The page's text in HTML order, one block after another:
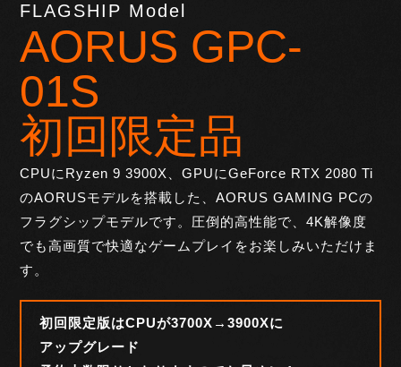
FLAGSHIP Model
AORUS GPC-
01S
初回限定品
CPUにRyzen 9 3900X、GPUにGeForce RTX 2080 Ti
のAORUSモデルを搭載した、AORUS GAMING PCの
フラグシップモデルです。 圧倒的高性能で、4K解像度
でも高画質で快適なゲームプレイをお楽しみいただけま
す。
初回限定版はCPUが3700X→3900Xに
アップグレード